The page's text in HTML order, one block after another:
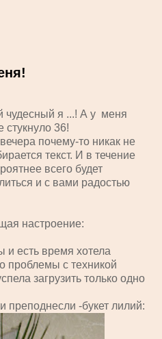
чудесный я ...! А у меня
36!
почему-то никак не
текст. И в течение
всего будет
и с вами радостью
настроение:
и есть время хотела
проблемы с техникой
загрузить только одно
преподнесли -букет лилий: